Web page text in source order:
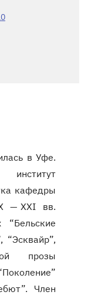
в Уфе.
кафедры
— XXI вв.
“Эсквайр”,
прозы
Член